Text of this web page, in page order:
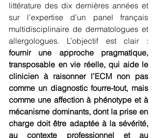
littérature des dix dernières années et
sur l’expertise d’un panel français
multidisciplinaire de dermatologues et
fournir une approche pragmatique,
transposable en vie réelle, qui aide le
clinicien à raisonner l’ECM non pas
comme un diagnostic fourre-tout, mais
comme une affection à phénotype et à
mécanisme dominants, dont la prise en
charge doit être adaptée à la sévérité,
au contexte professionnel et au